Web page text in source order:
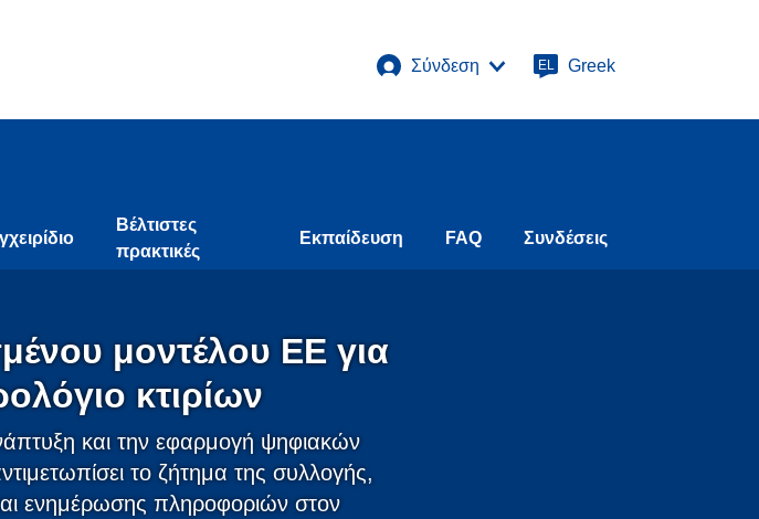
Σύνδεση EL Greek
Βέλτιστες
πρακτικές
Εκπαίδευση FAQ Συνδέσεις
μοντέλου ΕΕ για
κτιρίων
και την εφαρμογή ψηφιακών
το ζήτημα της συλλογής,
ενημέρωσης πληροφοριών στον